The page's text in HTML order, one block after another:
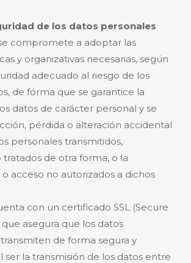
de los datos personales
compromete a adoptar las
y organizativas necesarias, según
adecuado al riesgo de los
de forma que se garantice la
datos de carácter personal y se
pérdida o alteración accidental
personales transmitidos,
tratados de otra forma, o la
acceso no autorizados a dichos
con un certificado SSL (Secure
asegura que los datos
de forma segura y
ser la transmisión de los datos entre